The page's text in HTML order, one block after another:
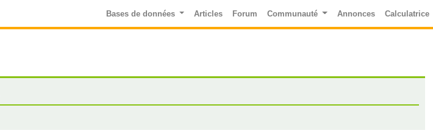
Bases de données Articles Forum Communauté Annonces Calculatrice